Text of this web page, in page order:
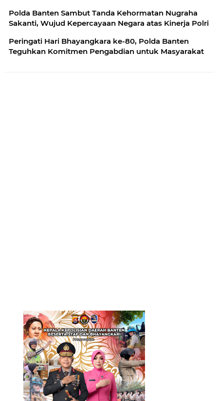
Polda Banten Sambut Tanda Kehormatan Nugraha
Sakanti, Wujud Kepercayaan Negara atas Kinerja Polri
Peringati Hari Bhayangkara ke-80, Polda Banten
Teguhkan Komitmen Pengabdian untuk Masyarakat